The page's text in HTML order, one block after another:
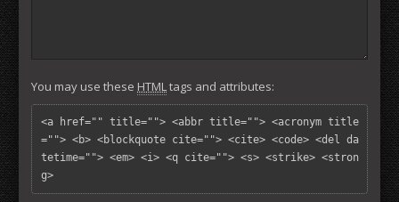
You may use these HTMLtags and attributes:
<a href="" title=""> <abbr title=""> <acronym title
=""> <b> <blockquote cite=""> <cite> <code> <del da
tetime=""> <em> <i> <q cite=""> <s> <strike> <stron
g>